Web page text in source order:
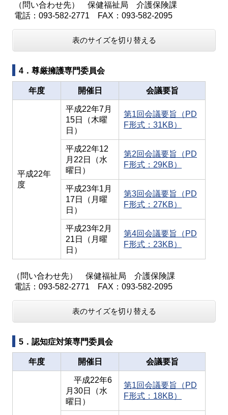
（問い合わせ先） 保健福祉局 介護保険課
電話：093-582-2771 FAX：093-582-2095
表のサイズを切り替える
4．尊厳擁護専門委員会
年度 開催日 会議要旨
平成22年
度
平成22年7月
15日（木曜
日）
第1回会議要旨（PD
F形式：31KB）
平成22年12
月22日（水
曜日）
第2回会議要旨（PD
F形式：29KB）
平成23年1月
17日（月曜
日）
第3回会議要旨（PD
F形式：27KB）
平成23年2月
21日（月曜
日）
第4回会議要旨（PD
F形式：23KB）
（問い合わせ先） 保健福祉局 介護保険課
電話：093-582-2771 FAX：093-582-2095
表のサイズを切り替える
5．認知症対策専門委員会
年度 開催日 会議要旨
平成22年6
月30日（水
曜日）
第1回会議要旨（PD
F形式：18KB）